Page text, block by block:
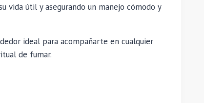
vida útil y asegurando un manejo cómodo y
ideal para acompañarte en cualquier
de fumar.